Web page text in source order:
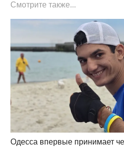
Смотрите также...
Одесса впервые принимает